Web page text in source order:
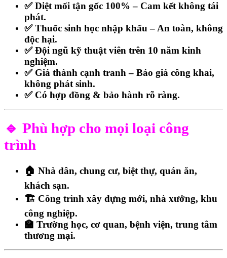
✅Diệt mối tận gốc 100% – Cam kết không tái
phát.
✅Thuốc sinh học nhập khẩu – An toàn, không
độc hại.
✅Đội ngũ kỹ thuật viên trên 10 năm kinh
nghiệm.
✅ Giá thành cạnh tranh – Báo giá công khai,
không phát sinh.
✅ Có hợp đồng & bảo hành rõ ràng.
🔹 Phù hợp cho mọi loại công
trình
🏠 Nhà dân, chung cư, biệt thự, quán ăn,
khách sạn.
🏗️ Công trình xây dựng mới, nhà xưởng, khu
công nghiệp.
🏫 Trường học, cơ quan, bệnh viện, trung tâm
thương mại.